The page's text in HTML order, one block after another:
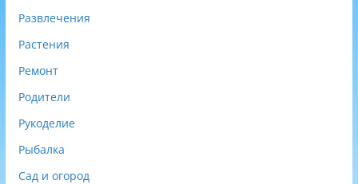
Развлечения
Растения
Ремонт
Родители
Рукоделие
Рыбалка
Сад и огород